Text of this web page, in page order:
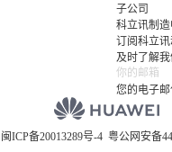
子公司
科立讯制
订阅科立
及时了解
您的电子
闽ICP备20013289号-4 粤公网安备